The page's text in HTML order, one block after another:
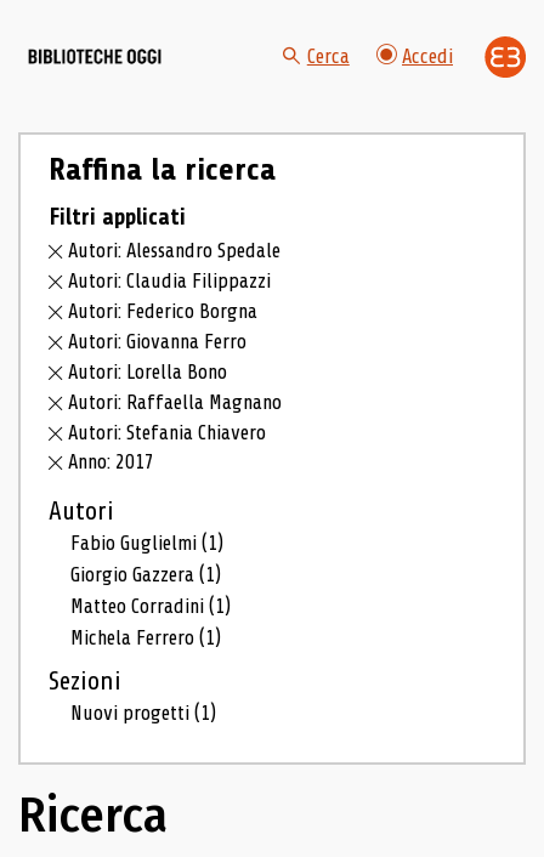
Cerca Accedi
Raffina la ricerca
Filtri applicati
Autori: Alessandro Spedale
Autori: Claudia Filippazzi
Autori: Federico Borgna
Autori: Giovanna Ferro
Autori: Lorella Bono
Autori: Raffaella Magnano
Autori: Stefania Chiavero
Anno: 2017
Autori
Fabio Guglielmi(1)
Giorgio Gazzera(1)
Matteo Corradini(1)
Michela Ferrero(1)
Sezioni
Nuovi progetti(1)
Ricerca